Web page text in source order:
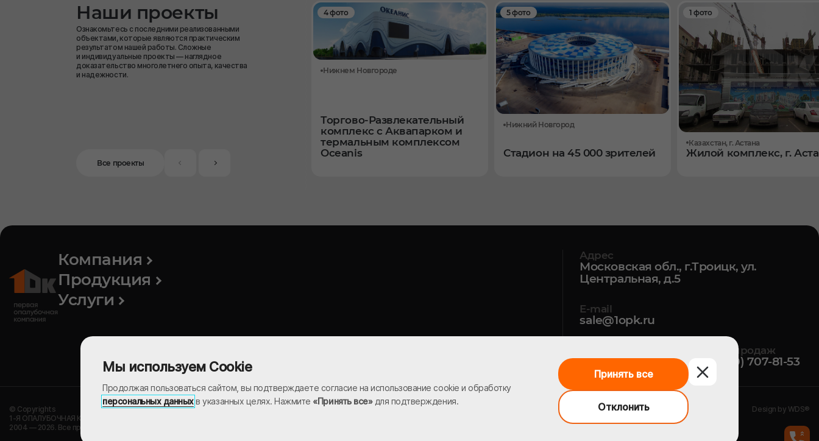
Наши проекты
Ознакомьтесь с последними реализованными
объектами, которые являются практическим
результатом нашей работы. Сложные
и индивидуальные проекты — наглядное
доказательство многолетнего опыта, качества
и надежности.
Все проекты
Нижнем Новгороде
Торгово-Развлекательный
комплекс с Аквапарком и
термальным комплексом
Oceanis
4 фото
Нижний Новгород
Стадион на 45 000 зрителей
5 фото
Казахстан, г. Астана
Жилой комплекс, г.
1 фото
Компания
Продукция
Услуги
Адрес
Московская обл., г.Троицк, ул.
Центральная, д.5
E-mail
sale@1opk.ru
+7 (495) 374-50-06
Отдел продаж
+7 (800) 707-81-53
© Copyrights
1-Я ОПАЛУБОЧНАЯ КОМПАНИЯ
2004 — 2026. Все права защищены.
Любая информация (названия и описания товаров, цены
Design by WDS®
Мы используем Cookie
Продолжая пользоваться сайтом, вы подтверждаете согласие на использование cookie и обработку
персональных данныхв указанных целях. Нажмите «Принять все»для подтверждения.
Принять все
Отклонить